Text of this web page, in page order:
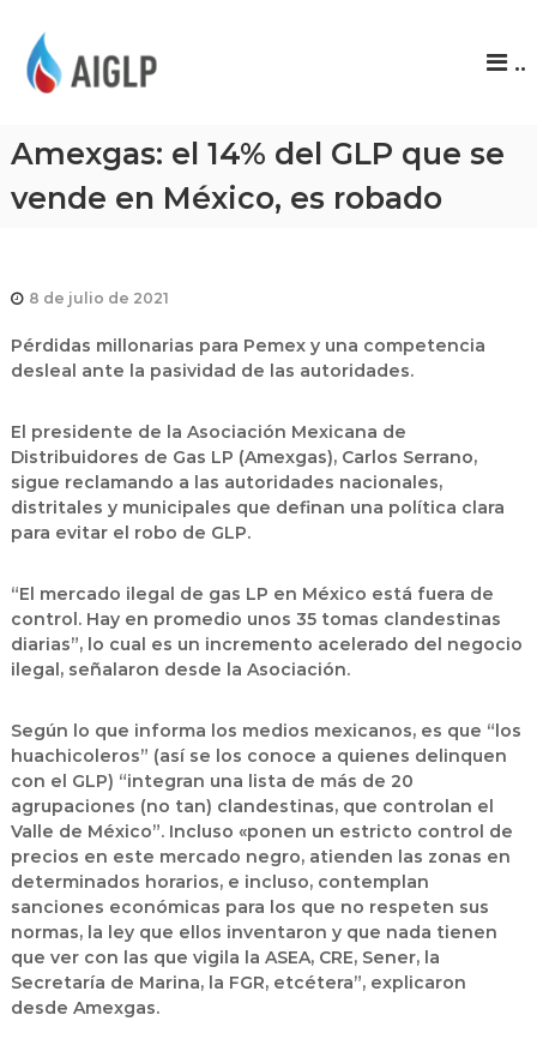
P
..
Amexgas: el 14% del GLP que se
vende en México, es robado
8 de julio de 2021
Pérdidas millonarias para Pemex y una competencia
desleal ante la pasividad de las autoridades.
El presidente de la Asociación Mexicana de
Distribuidores de Gas LP (Amexgas), Carlos Serrano,
sigue reclamando a las autoridades nacionales,
distritales y municipales que definan una política clara
para evitar el robo de GLP.
“El mercado ilegal de gas LP en México está fuera de
control. Hay en promedio unos 35 tomas clandestinas
diarias”, lo cual es un incremento acelerado del negocio
ilegal, señalaron desde la Asociación.
Según lo que informa los medios mexicanos, es que “los
huachicoleros” (así se los conoce a quienes delinquen
con el GLP) “integran una lista de más de 20
agrupaciones (no tan) clandestinas, que controlan el
Valle de México”. Incluso «ponen un estricto control de
precios en este mercado negro, atienden las zonas en
determinados horarios, e incluso, contemplan
sanciones económicas para los que no respeten sus
normas, la ley que ellos inventaron y que nada tienen
que ver con las que vigila la ASEA, CRE, Sener, la
Secretaría de Marina, la FGR, etcétera”, explicaron
desde Amexgas.